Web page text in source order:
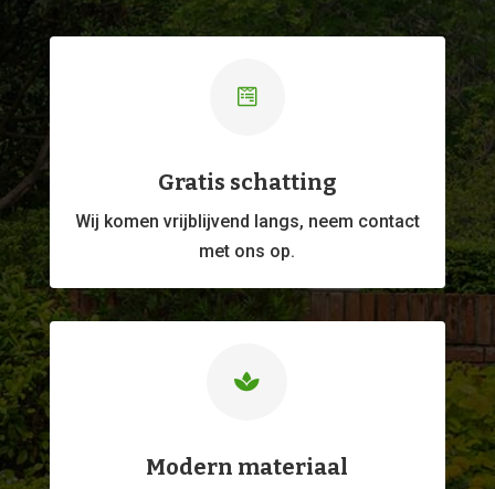

Gratis schatting
Wij komen vrijblijvend langs, neem contact
met ons op.

Modern materiaal